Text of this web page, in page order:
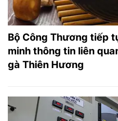
Bộ Công Thương tiếp
minh thông tin liên
gà Thiên Hương